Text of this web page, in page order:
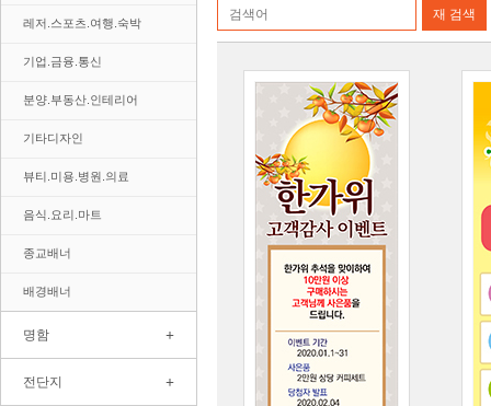
레저.스포츠.여행.숙박
기업.금융.통신
분양.부동산.인테리어
기타디자인
뷰티.미용.병원.의료
음식.요리.마트
종교배너
배경배너
명함 +
전단지 +